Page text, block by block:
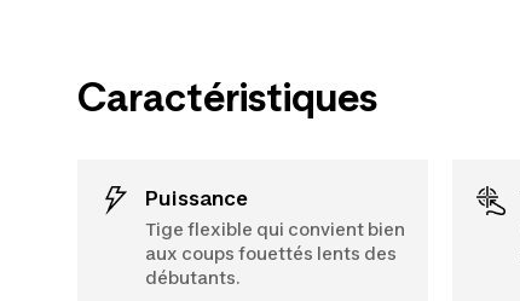
Caractéristiques
Puissance
Tige flexible qui convient bien
aux coups fouettés lents des
débutants.